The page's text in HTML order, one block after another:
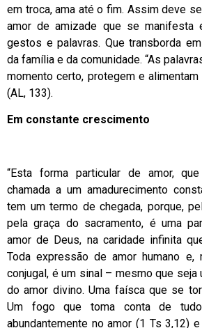
em troca, ama até o fim. Assim deve
amor de amizade que se manifesta
gestos e palavras. Que transborda
da família e da comunidade. “As
momento certo, protegem e
(AL, 133).
Em constante crescimento
“Esta forma particular de amor,
chamada a um amadurecimento
tem um termo de chegada, porque,
pela graça do sacramento, é uma
amor de Deus, na caridade infinita
Toda expressão de amor humano e,
conjugal, é um sinal – mesmo que
do amor divino. Uma faísca que se
Um fogo que toma conta de
abundantemente no amor (1 Ts 3,12)